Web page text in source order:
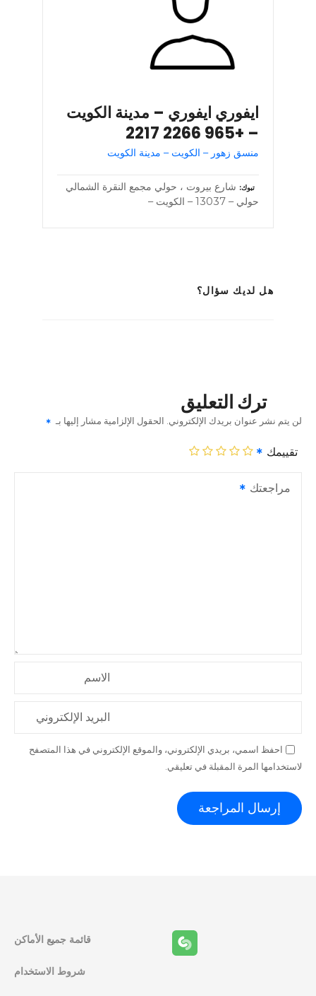
ايفوري ايفوري – مدينة الكويت
– +965 2266 2217
منسق زهور – الكويت – مدينة الكويت
تبوك
شارع بيروت ، حولي مجمع النقرة الشمالي
حولي – 13037 – الكويت –
هل لديك سؤال؟
ترك التعليق
لن يتم نشر عنوان بريدك الإلكتروني. الحقول الإلزامية مشار إليها بـ
تقييمك
مراجعتك
الاسم
البريد الإلكتروني
احفظ اسمي، بريدي الإلكتروني، والموقع الإلكتروني في هذا المتصفح
لاستخدامها المرة المقبلة في تعليقي.
قائمة جميع الأماكن
شروط الاستخدام